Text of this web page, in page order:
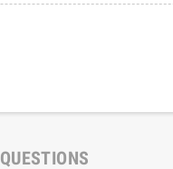
QUESTIONS